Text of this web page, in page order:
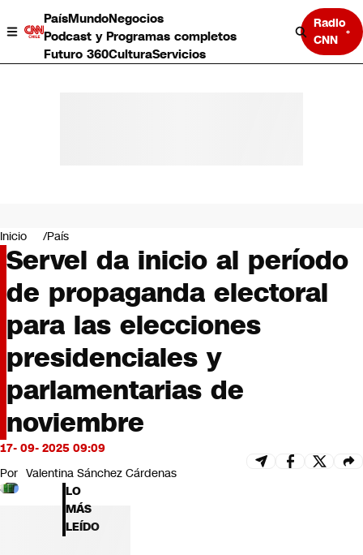
PaísMundoNegocios
Podcast y Programas completos
Futuro 360CulturaServicios
Radio
CNN
Negocios
Deportes
Programas completos
Cultura
Servicios
Bits
CNN tiempo
Futuro 360
Opinión
Inicio País
Servel da inicio al período
de propaganda electoral
para las elecciones
presidenciales y
parlamentarias de
noviembre
17- 09- 2025 09:09
Por Valentina Sánchez Cárdenas
LO
MÁS
LEÍDO